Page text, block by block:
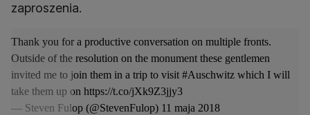
zaproszenia.
Thank you for a productive conversation on multiple fronts.
Outside of the resolution on the monument these gentlemen
invited me to join them in a trip to visit #Auschwitz which I will
take them up on https://t.co/jXk9Z3jjy3
— Steven Fulop (@StevenFulop) 11 maja 2018